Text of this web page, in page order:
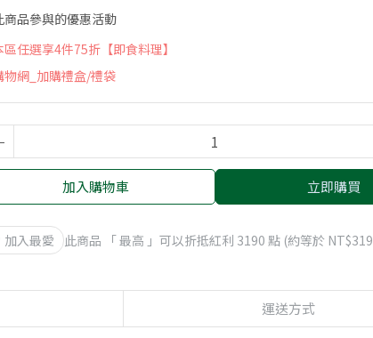
商品參與的優惠活動
區任選享4件75折【即食料理】
物網_加購禮盒/禮袋
加入購物車 立即購買
加入最愛 此商品 「 最高 」可以折抵紅利 3190 點 (約等於 NT$319
運送方式